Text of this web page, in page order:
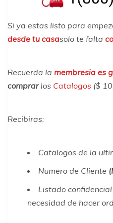
Si ya estas listo para
desde tu casasolo te falta
Recuerda la membresia es
comprarlos Catalogos ($
Recibiras:
Catalogos de la
Numero de Cliente
Listado
necesidad de hacer